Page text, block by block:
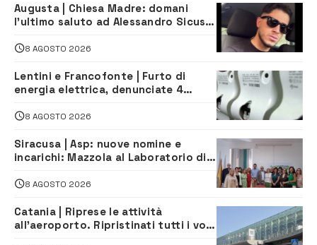
Augusta | Chiesa Madre: domani
l’ultimo saluto ad Alessandro Sicuso,
8 AGOSTO 2026
Lentini e Francofonte | Furto di
energia elettrica, denunciate 4
8 AGOSTO 2026
Siracusa | Asp: nuove nomine e
incarichi: Mazzola al Laboratorio di
Servizio Legale
8 AGOSTO 2026
Catania | Riprese le attività
all’aeroporto. Ripristinati tutti i voli